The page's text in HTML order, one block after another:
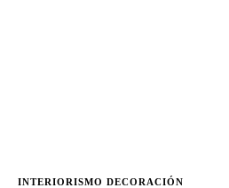
INTERIORISMO DECORACIÓN